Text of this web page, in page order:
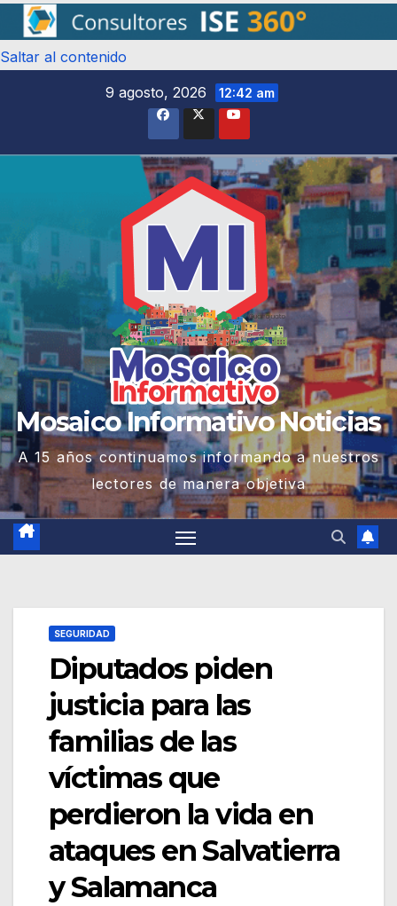
Saltar al contenido
9 agosto, 2026
12:42 am
Mosaico Informativo Noticias
A 15 años continuamos informando a nuestros
lectores de manera objetiva
SEGURIDAD
Diputados piden
justicia para las
familias de las
víctimas que
perdieron la vida en
ataques en Salvatierra
y Salamanca